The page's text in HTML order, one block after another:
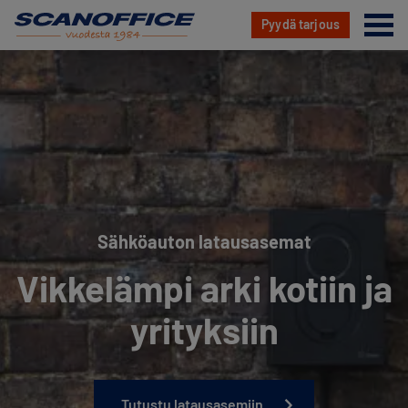
Hyppää
sisältöön
Pyydä tarjous
Sähköauton latausasemat
Vikkelämpi arki kotiin ja
yrityksiin
Tutustu latausasemiin